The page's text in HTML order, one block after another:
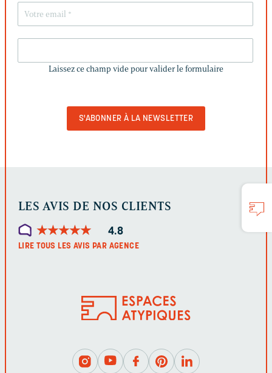
CHAMP
Laissez ce champ vide pour valider le formulaire
LES AVIS DE NOS CLIENTS
★★★★★
★★★★★ 4.8
LIRE TOUS LES AVIS PAR AGENCE